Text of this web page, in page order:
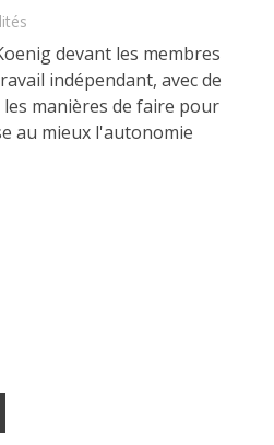
devant les membres
indépendant, avec de
manières de faire pour
au mieux l'autonomie